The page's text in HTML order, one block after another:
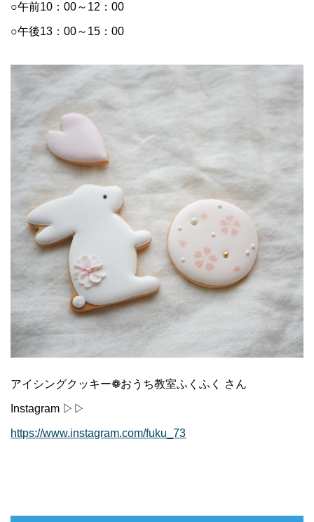
○午前10：00～12：00
○午後13：00～15：00
アイシングクッキー❁おうち教室ふくふく さん
Instagram ▷▷
https://www.instagram.com/fuku_73